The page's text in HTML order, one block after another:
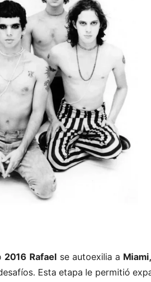
2016 Rafael se autoexilia a
Esta etapa le permitió